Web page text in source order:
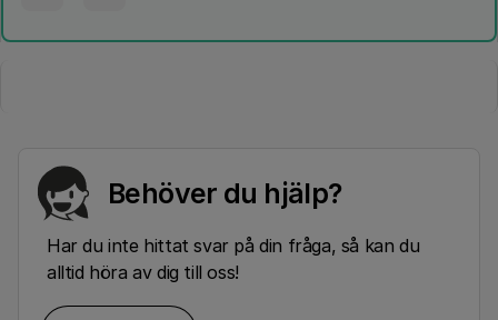
Behöver du hjälp?
Har du inte hittat svar på din fråga, så kan du
alltid höra av dig till oss!